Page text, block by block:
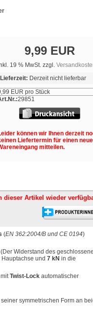
9,99 EUR
19 % MwSt. zzgl.
Lieferzeit: Derzeit nicht lieferbar
EUR pro Stück
29851
können wir Ihnen derzeit
Liefertermin für einen
mitteilen.
dieser Artikel wieder
(EN 362:2004/B und CE 0194)
Widerstand des
und 7 kN in die
mitTwist-Lock automatischer
symmetrischen Form an